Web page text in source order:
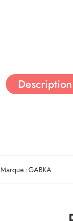
Description
Marque :GABKA